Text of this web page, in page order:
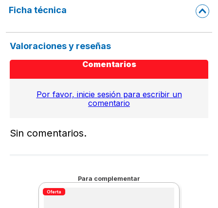
Ficha técnica
Valoraciones y reseñas
Comentarios
Por favor, inicie sesión para escribir un
comentario
Sin comentarios.
Para complementar
Oferta